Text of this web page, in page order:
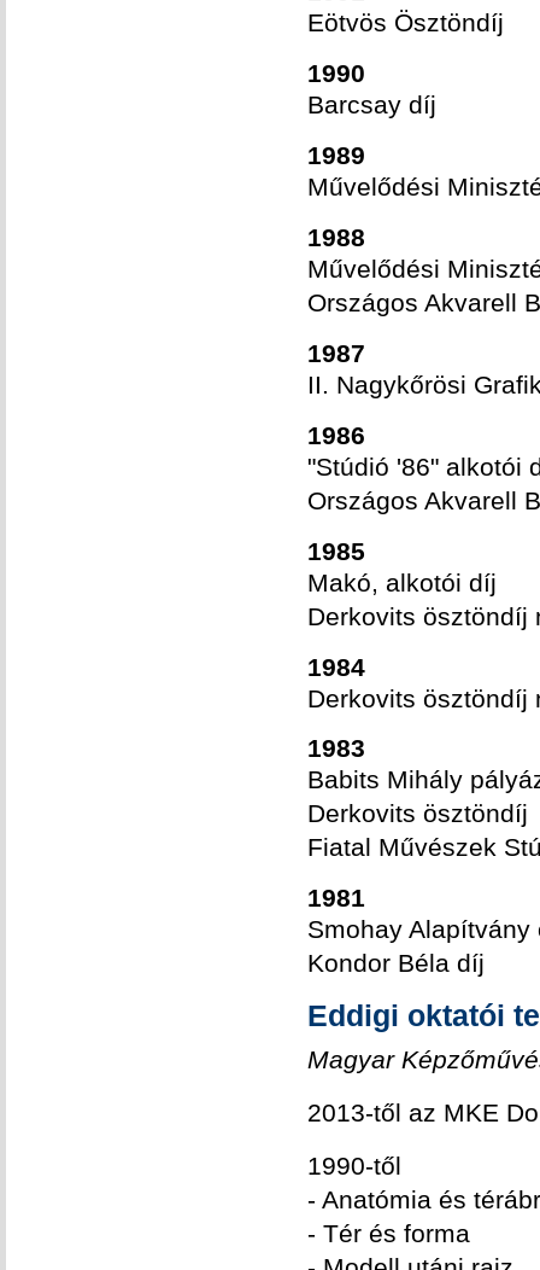
Eötvös Ösztöndíj
1990
Barcsay díj
1989
Művelődési
1988
Művelődési
Országos Akvarell
1987
II. Nagykőrösi
1986
"Stúdió '86" alkotói
Országos Akvarell
1985
Makó, alkotói díj
Derkovits ösztöndíj
1984
Derkovits ösztöndíj
1983
Babits Mihály
Derkovits ösztöndíj
Fiatal Művészek
1981
Smohay Alapítvány
Kondor Béla díj
Eddigi oktatói
Magyar
2013-től az MKE
1990-től
- Anatómia és
- Tér és forma